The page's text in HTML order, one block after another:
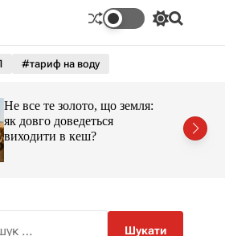
П
к
р
о
П
#тариф на воду
Не все те золото, що земля:
як довго доведеться
виходити в кеш?